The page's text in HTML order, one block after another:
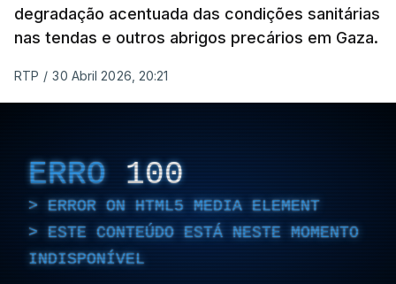
degradação acentuada das condições sanitárias
nas tendas e outros abrigos precários em Gaza.
RTP / 30 Abril 2026, 20:21
ERRO 100
ERROR ON HTML5 MEDIA ELEMENT
ESTE CONTEÚDO ESTÁ NESTE MOMENTO
INDISPONÍVEL